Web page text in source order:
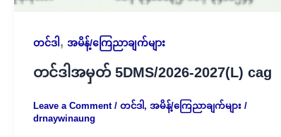
တင်ဒါ , အမိန့်/ကြေညာချက်များ
တင်ဒါအမှတ် 5DMS/2026-2027(L) cag
Leave a Comment / တင်ဒါ, အမိန့်/ကြေညာချက်များ /
drnaywinaung